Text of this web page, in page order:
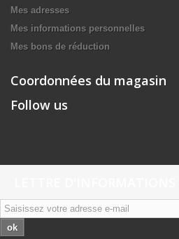
Mes adresses
Mes informations personnelles
Mes bons de réduction
Coordonnées du magasin
Follow us
ok